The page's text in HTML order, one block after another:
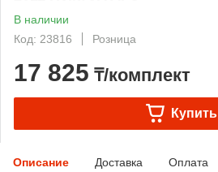
В наличии
Код: 23816
Розница
17 825 ₸/комплект
Купить
Описание Доставка Оплата